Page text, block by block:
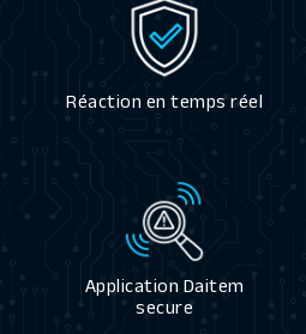
Réaction en temps réel
Application Daitem
secure